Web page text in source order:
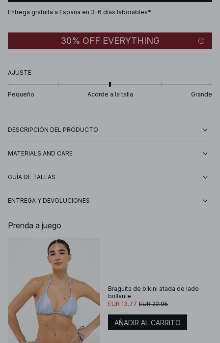
Entrega gratuita a España en 3-6 días laborables*
30% OFF EVERYTHING
AJUSTE
Pequeño Acorde a la talla Grande
DESCRIPCIÓN DEL PRODUCTO
MATERIALS AND CARE
GUÍA DE TALLAS
ENTREGA Y DEVOLUCIONES
Prenda a juego
Braguita de bikini atada de lado
brillante
EUR 13.77 EUR 22.95
AÑADIR AL CARRITO